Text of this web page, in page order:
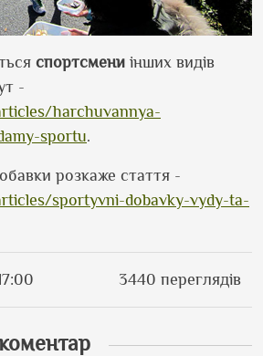
спортсмени інших видів
-
harchuvannya-
sportu.
розкаже стаття -
sportyvni-dobavky-vydy-ta-
3440 переглядів